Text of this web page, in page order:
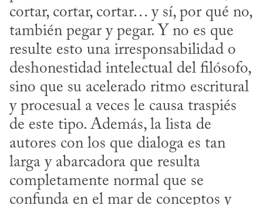
cortar, cortar, cortar… y sí, por qué no,
también pegar y pegar. Y no es que
resulte esto una irresponsabilidad o
deshonestidad intelectual del filósofo,
sino que su acelerado ritmo escritural
y procesual a veces le causa traspiés
de este tipo. Además, la lista de
autores con los que dialoga es tan
larga y abarcadora que resulta
completamente normal que se
confunda en el mar de conceptos y